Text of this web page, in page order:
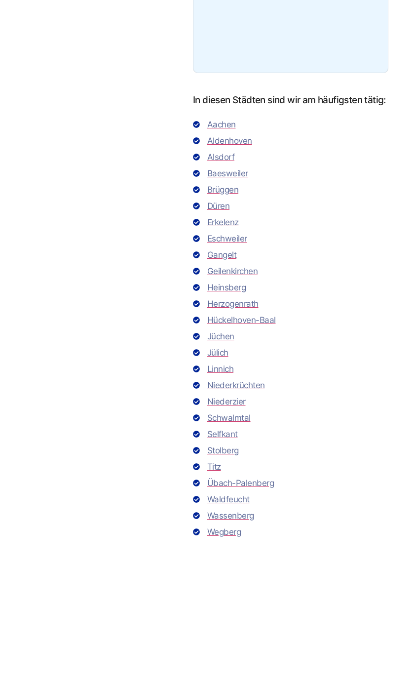
In diesen Städten sind wir am häufigsten tätig:
Aachen
Aldenhoven
Alsdorf
Baesweiler
Brüggen
Düren
Erkelenz
Eschweiler
Gangelt
Geilenkirchen
Heinsberg
Herzogenrath
Hückelhoven-Baal
Jüchen
Jülich
Linnich
Niederkrüchten
Niederzier
Schwalmtal
Selfkant
Stolberg
Titz
Übach-Palenberg
Waldfeucht
Wassenberg
Wegberg